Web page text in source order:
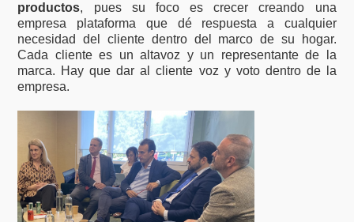
productos, pues su foco es crecer creando una
empresa plataforma que dé respuesta a cualquier
necesidad del cliente dentro del marco de su hogar.
Cada cliente es un altavoz y un representante de la
marca. Hay que dar al cliente voz y voto dentro de la
empresa.